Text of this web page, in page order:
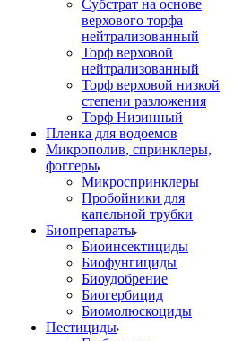
Субстрат на основе
верхового торфа
нейтрализованный
Торф верховой
нейтрализованный
Торф верховой низкой
степени разложения
Торф Низинный
Пленка для водоемов
Микрополив, спринклеры,
фоггеры
Микроспринклеры
Пробойники для
капельной трубки
Биопрепараты
Биоинсектициды
Биофунгициды
Биоудобрение
Биогербицид
Биомолюскоциды
Пестициды